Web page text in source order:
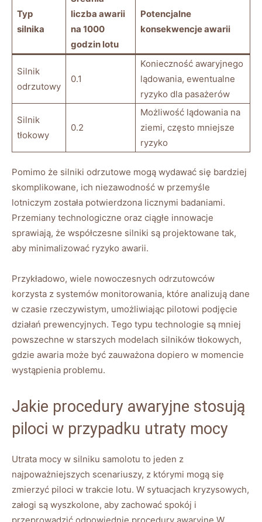
Typ
silnika
liczba awarii‍
na ​1000
‌godzin lotu
Potencjalne
⁣konsekwencje awarii
Silnik
odrzutowy
0.1
Konieczność‍ awaryjnego
lądowania, ewentualne
ryzyko‍ dla pasażerów
Silnik
tłokowy
0.2
Możliwość lądowania‌ na
ziemi, często mniejsze
ryzyko
Pomimo że silniki odrzutowe mogą ⁣wydawać się bardziej
skomplikowane, ich niezawodność ⁣w przemyśle
lotniczym została​ potwierdzona ‌licznymi badaniami.
Przemiany ⁢technologiczne oraz ciągłe innowacje ​
sprawiają, że współczesne silniki są projektowane tak,
‌aby minimalizować ryzyko awarii.
Przykładowo, wiele⁣ nowoczesnych odrzutowców
korzysta⁣ z ⁣systemów monitorowania, które analizują dane
w czasie rzeczywistym, umożliwiając pilotowi ⁤podjęcie ​
działań prewencyjnych. Tego ⁢typu technologie ​są mniej
powszechne w starszych modelach silników tłokowych,⁤
gdzie awaria może być zauważona‌ dopiero w‍ momencie⁣
wystąpienia problemu.
Jakie procedury awaryjne stosują
piloci w przypadku utraty mocy
Utrata mocy w silniku samolotu ‍to jeden z
najpoważniejszych scenariuszy, ⁢z którymi mogą się
zmierzyć piloci w trakcie lotu. W sytuacjach kryzysowych,
załogi są wyszkolone, aby zachować spokój i